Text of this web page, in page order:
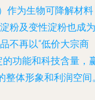
作为生物可降解材
粉及变性淀粉也成为
不再以“低价大宗商
功能和科技含量，
整体形象和利润空间